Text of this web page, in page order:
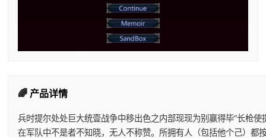
🌈 产品详情
兵时提尔处处巨大统壹战争中移出色之内部现现为别赢得毕“长枪使
在军队中不是者不知晓，无人不称赞。所拥有人（包括他个己）都